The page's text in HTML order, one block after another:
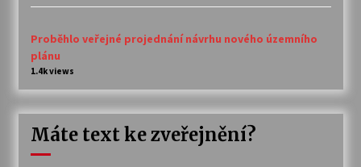
Proběhlo veřejné projednání návrhu nového územního
plánu
1.4k views
Máte text ke zveřejnění?